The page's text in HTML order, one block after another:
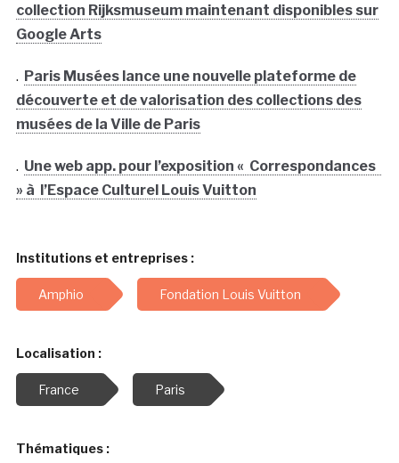
collection Rijksmuseum maintenant disponibles sur
Google Arts
. Paris Musées lance une nouvelle plateforme de
découverte et de valorisation des collections des
musées de la Ville de Paris
. Une web app. pour l’exposition « Correspondances
» à l’Espace Culturel Louis Vuitton
Institutions et entreprises :
Amphio Fondation Louis Vuitton
Localisation :
France Paris
Thématiques :